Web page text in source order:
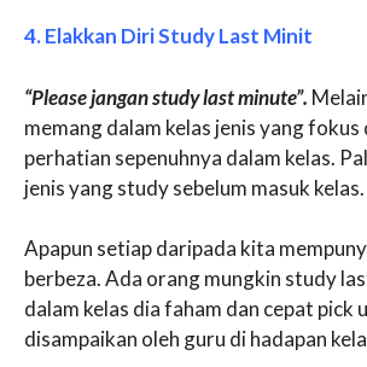
4. Elakkan Diri Study Last Minit
“Please jangan study last minute”.
memang dalam kelas jenis yang fokus
perhatian sepenuhnya dalam kelas.
jenis yang study sebelum masuk kelas.
Apapun setiap daripada kita
berbeza. Ada orang mungkin study
dalam kelas dia faham dan cepat pick
disampaikan oleh guru di hadapan